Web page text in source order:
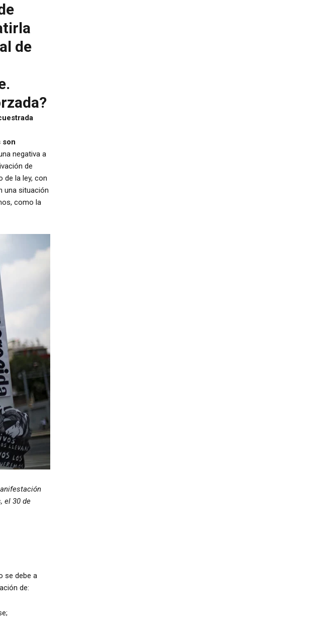
de
son
negativa a
de
de la ley, con
una situación
como la
el 30 de
se debe a
de: